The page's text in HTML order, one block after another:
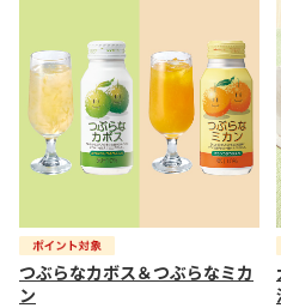
つぶらなカボス＆つぶらなミカ
ン